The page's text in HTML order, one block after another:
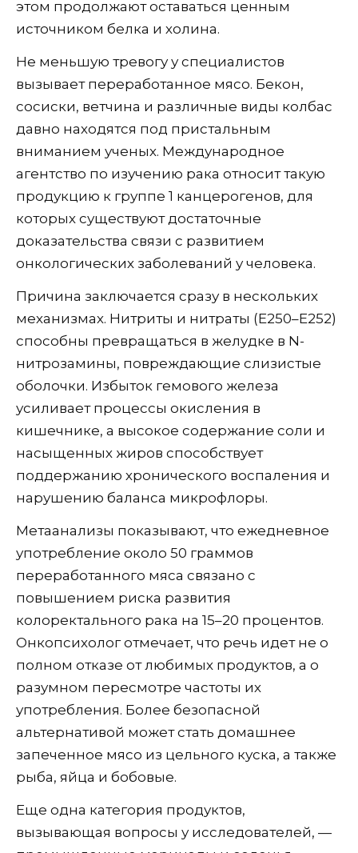
этом продолжают оставаться ценным
источником белка и холина.
Не меньшую тревогу у специалистов
вызывает переработанное мясо. Бекон,
сосиски, ветчина и различные виды колбас
давно находятся под пристальным
вниманием ученых. Международное
агентство по изучению рака относит такую
продукцию к группе 1 канцерогенов, для
которых существуют достаточные
доказательства связи с развитием
онкологических заболеваний у человека.
Причина заключается сразу в нескольких
механизмах. Нитриты и нитраты (Е250–Е252)
способны превращаться в желудке в N-
нитрозамины, повреждающие слизистые
оболочки. Избыток гемового железа
усиливает процессы окисления в
кишечнике, а высокое содержание соли и
насыщенных жиров способствует
поддержанию хронического воспаления и
нарушению баланса микрофлоры.
Метаанализы показывают, что ежедневное
употребление около 50 граммов
переработанного мяса связано с
повышением риска развития
колоректального рака на 15–20 процентов.
Онкопсихолог отмечает, что речь идет не о
полном отказе от любимых продуктов, а о
разумном пересмотре частоты их
употребления. Более безопасной
альтернативой может стать домашнее
запеченное мясо из цельного куска, а также
рыба, яйца и бобовые.
Еще одна категория продуктов,
вызывающая вопросы у исследователей, —